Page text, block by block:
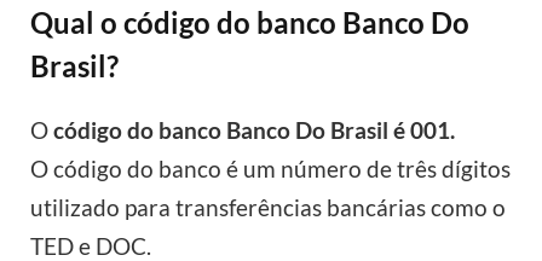
Qual o código do banco Banco Do
Brasil?
Ocódigo do banco Banco Do Brasil é 001.
O código do banco é um número de três dígitos
utilizado para transferências bancárias como o
TED e DOC.